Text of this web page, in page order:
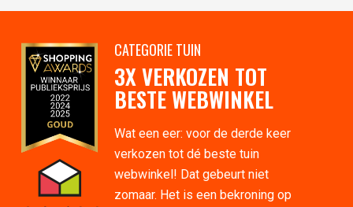
CATEGORIE TUIN
3X VERKOZEN TOT
BESTE WEBWINKEL
Wat een eer: voor de derde keer
verkozen tot dé beste tuin
webwinkel! Dat gebeurt niet
zomaar. Het is een bekroning op